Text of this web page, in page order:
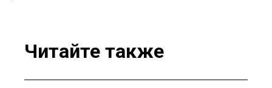
Читайте также